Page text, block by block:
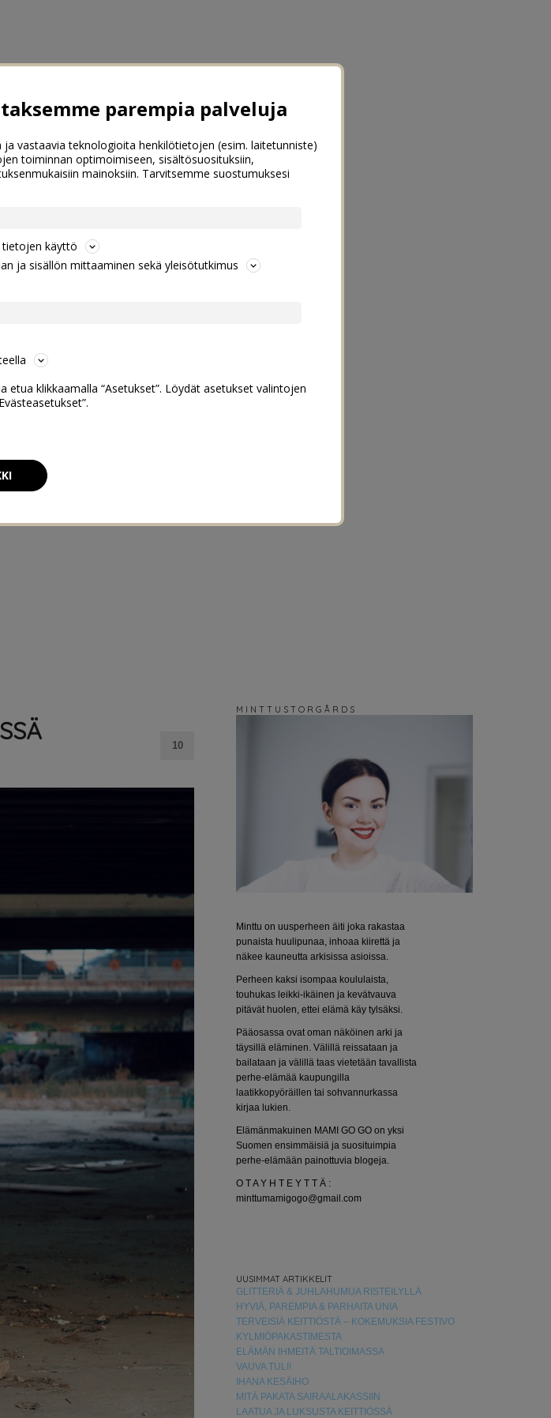
10
M I N T T U S T O R G Å R D S
Minttu on uusperheen äiti joka rakastaa
punaista huulipunaa, inhoaa kiirettä ja
näkee kauneutta arkisissa asioissa.
Perheen kaksi isompaa koululaista,
touhukas leikki-ikäinen ja kevätvauva
pitävät huolen, ettei elämä käy tylsäksi.
Pääosassa ovat oman näköinen arki ja
täysillä eläminen. Välillä reissataan ja
bailataan ja välillä taas vietetään tavallista
perhe-elämää kaupungilla
laatikkopyöräillen tai sohvannurkassa
kirjaa lukien.
Elämänmakuinen MAMI GO GO on yksi
Suomen ensimmäisiä ja suosituimpia
perhe-elämään painottuvia blogeja.
O T A Y H T E Y T T Ä :
minttumamigogo@gmail.com
UUSIMMAT ARTIKKELIT
GLITTERIÄ & JUHLAHUMUA RISTEILYLLÄ
HYVIÄ, PAREMPIA & PARHAITA UNIA
TERVEISIÄ KEITTIÖSTÄ – KOKEMUKSIA FESTIVO
KYLMIÖPAKASTIMESTA
ELÄMÄN IHMEITÄ TALTIOIMASSA
VAUVA TULI!
IHANA KESÄIHO
MITÄ PAKATA SAIRAALAKASSIIN
LAATUA JA LUKSUSTA KEITTIÖSSÄ
parempia palveluja
vastaavia teknologioita henkilötietojen (esim. laitetunniste)
toiminnan optimoimiseen, sisältösuosituksiin,
mainoksiin. Tarvitsemme suostumuksesi
tietojen käyttö
ja sisällön mittaaminen sekä yleisötutkimus
klikkaamalla “Asetukset”. Löydät asetukset valintojen